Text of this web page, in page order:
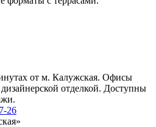
от м. Калужская. Офисы
отделкой. Доступны
26